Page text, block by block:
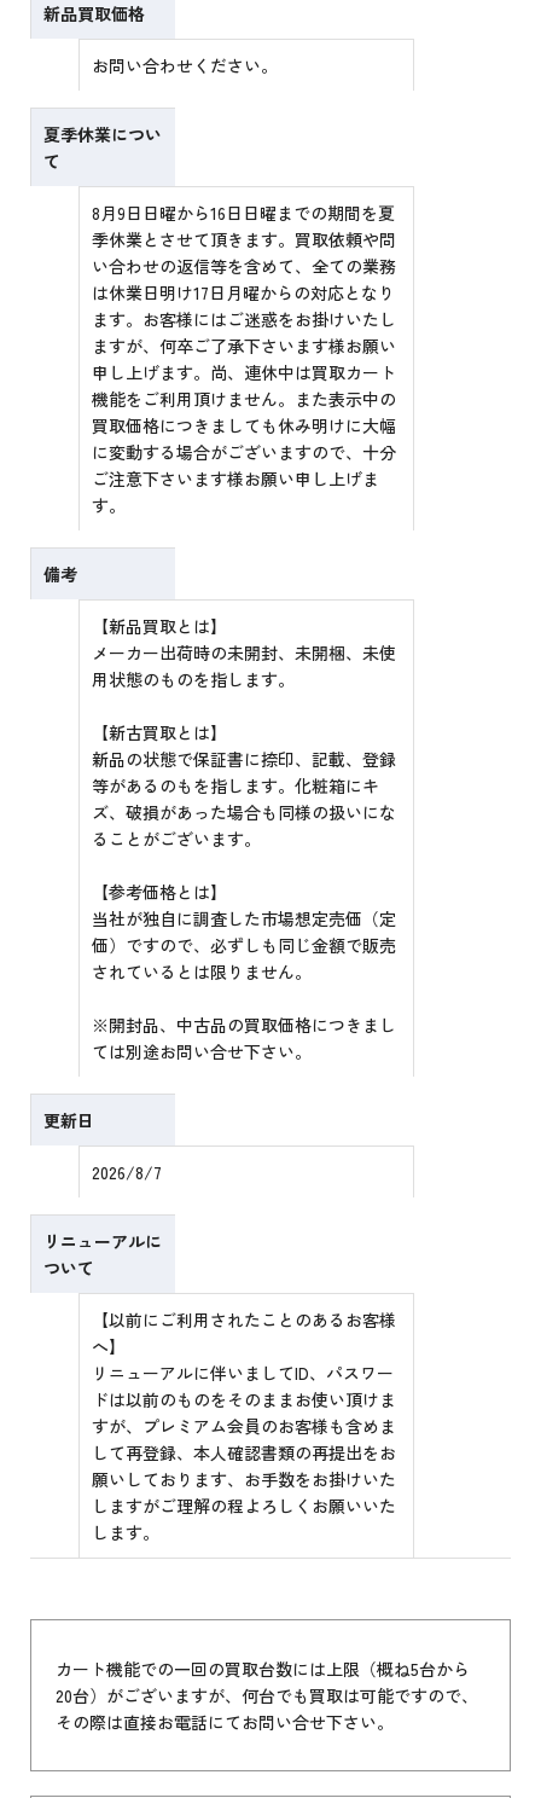
新品買取価格
お問い合わせください。
夏季休業につい
て
8月9日日曜から16日日曜までの期間を夏
季休業とさせて頂きます。買取依頼や問
い合わせの返信等を含めて、全ての業務
は休業日明け17日月曜からの対応となり
ます。お客様にはご迷惑をお掛けいたし
ますが、何卒ご了承下さいます様お願い
申し上げます。尚、連休中は買取カート
機能をご利用頂けません。また表示中の
買取価格につきましても休み明けに大幅
に変動する場合がございますので、十分
ご注意下さいます様お願い申し上げま
す。
備考
【新品買取とは】
メーカー出荷時の未開封、未開梱、未使
用状態のものを指します。
【新古買取とは】
新品の状態で保証書に捺印、記載、登録
等があるのもを指します。化粧箱にキ
ズ、破損があった場合も同様の扱いにな
ることがございます。
【参考価格とは】
当社が独自に調査した市場想定売価（定
価）ですので、必ずしも同じ金額で販売
されているとは限りません。
※開封品、中古品の買取価格につきまし
ては別途お問い合せ下さい。
更新日
2026/8/7
リニューアルに
ついて
【以前にご利用されたことのあるお客様
へ】
リニューアルに伴いましてID、パスワー
ドは以前のものをそのままお使い頂けま
すが、プレミアム会員のお客様も含めま
して再登録、本人確認書類の再提出をお
願いしております、お手数をお掛けいた
しますがご理解の程よろしくお願いいた
します。
カート機能での一回の買取台数には上限（概ね5台から
20台）がございますが、何台でも買取は可能ですので、
その際は直接お電話にてお問い合せ下さい。